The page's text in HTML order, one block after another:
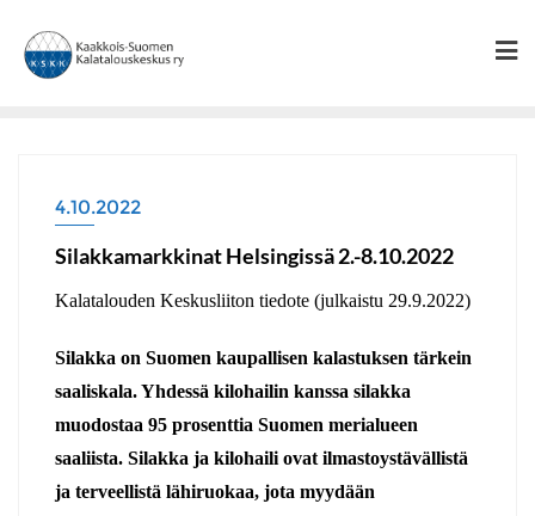
content
4.10.2022
Silakkamarkkinat Helsingissä 2.-8.10.2022
Kalatalouden Keskusliiton tiedote (julkaistu 29.9.2022)
Silakka on Suomen kaupallisen kalastuksen tärkein
saaliskala. Yhdessä kilohailin kanssa silakka
muodostaa 95 prosenttia Suomen merialueen
saaliista. Silakka ja kilohaili ovat ilmastoystävällistä
ja terveellistä lähiruokaa, jota myydään